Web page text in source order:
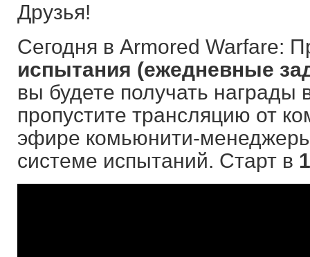
Друзья!
Сегодня в Armored Warfare:
испытания (ежедневные
вы будете получать награды
пропустите трансляцию от
эфире комьюнити-
системе испытаний. Старт в